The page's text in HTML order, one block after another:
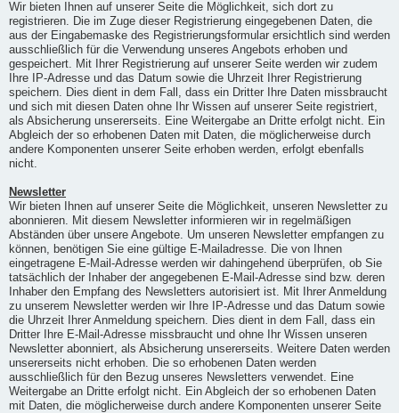
Wir bieten Ihnen auf unserer Seite die Möglichkeit, sich dort zu
registrieren. Die im Zuge dieser Registrierung eingegebenen Daten, die
aus der Eingabemaske des Registrierungsformular ersichtlich sind werden
ausschließlich für die Verwendung unseres Angebots erhoben und
gespeichert. Mit Ihrer Registrierung auf unserer Seite werden wir zudem
Ihre IP-Adresse und das Datum sowie die Uhrzeit Ihrer Registrierung
speichern. Dies dient in dem Fall, dass ein Dritter Ihre Daten missbraucht
und sich mit diesen Daten ohne Ihr Wissen auf unserer Seite registriert,
als Absicherung unsererseits. Eine Weitergabe an Dritte erfolgt nicht. Ein
Abgleich der so erhobenen Daten mit Daten, die möglicherweise durch
andere Komponenten unserer Seite erhoben werden, erfolgt ebenfalls
nicht.
Newsletter
Wir bieten Ihnen auf unserer Seite die Möglichkeit, unseren Newsletter zu
abonnieren. Mit diesem Newsletter informieren wir in regelmäßigen
Abständen über unsere Angebote. Um unseren Newsletter empfangen zu
können, benötigen Sie eine gültige E-Mailadresse. Die von Ihnen
eingetragene E-Mail-Adresse werden wir dahingehend überprüfen, ob Sie
tatsächlich der Inhaber der angegebenen E-Mail-Adresse sind bzw. deren
Inhaber den Empfang des Newsletters autorisiert ist. Mit Ihrer Anmeldung
zu unserem Newsletter werden wir Ihre IP-Adresse und das Datum sowie
die Uhrzeit Ihrer Anmeldung speichern. Dies dient in dem Fall, dass ein
Dritter Ihre E-Mail-Adresse missbraucht und ohne Ihr Wissen unseren
Newsletter abonniert, als Absicherung unsererseits. Weitere Daten werden
unsererseits nicht erhoben. Die so erhobenen Daten werden
ausschließlich für den Bezug unseres Newsletters verwendet. Eine
Weitergabe an Dritte erfolgt nicht. Ein Abgleich der so erhobenen Daten
mit Daten, die möglicherweise durch andere Komponenten unserer Seite